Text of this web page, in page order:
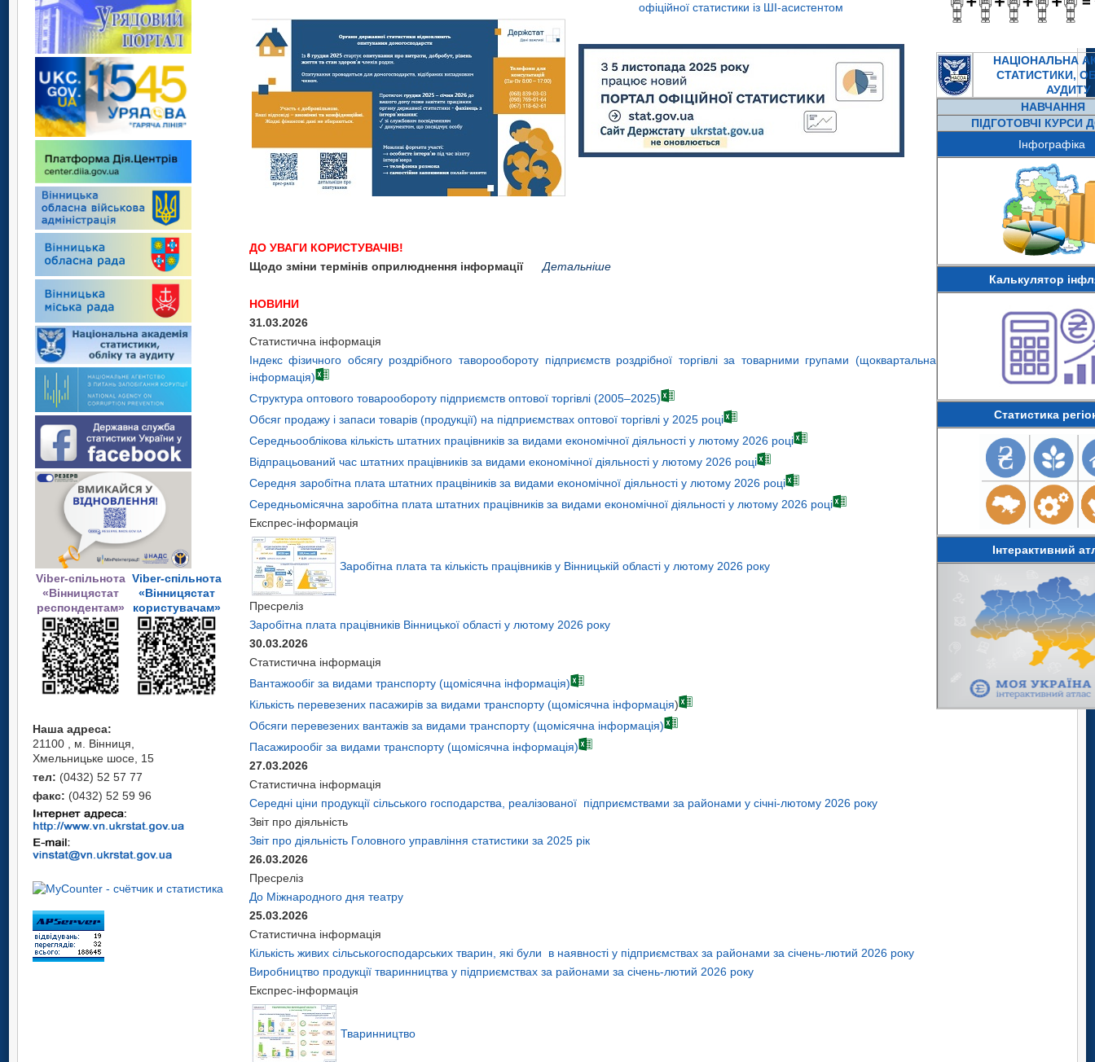
Viber-спільнота
«Вінницястат
респондентам»
Viber-спільнота
«Вінницястат
користувачам»
Наша адреса:
21100 , м. Вінниця,
Хмельницьке шосе, 15
тел: (0432) 52 57 77
факс: (0432) 52 59 96
офіційної статистики із ШІ-асистентом
ДО УВАГИ КОРИСТУВАЧІВ!
Щодо зміни термінів оприлюднення інформації Детальніше
НОВИНИ
31.03.2026
Статистична інформація
Індекс фізичного обсягу роздрібного таворообороту підприємств роздрібної торгівлі за товарними групами (щоквартальна
інформація)
Структура оптового товарообороту підприємств оптової торгівлі (2005–2025)
Обсяг продажу і запаси товарів (продукції) на підприємствах оптової торгівлі у 2025 році
Середньооблікова кількість штатних працівників за видами економічної діяльності у лютому 2026 році
Відпрацьований час штатних працівників за видами економічної діяльності у лютому 2026 році
Середня заробітна плата штатних працвіників за видами економічної діяльності у лютому 2026 році
Середньомісячна заробітна плата штатних працівників за видами економічної діяльності у лютому 2026 році
Експрес-інформація
Заробітна плата та кількість працівників у Вінницькій області у лютому 2026 року
Пресреліз
Заробітна плата працівників Вінницької області у лютому 2026 року
30.03.2026
Статистична інформація
Вантажообіг за видами транспорту (щомісячна інформація)
Кількість перевезених пасажирів за видами транспорту (щомісячна інформація)
Обсяги перевезених вантажів за видами транспорту (щомісячна інформація)
Пасажирообіг за видами транспорту (щомісячна інформація)
27.03.2026
Статистична інформація
Середні ціни продукції сільського господарства, реалізованої підприємствами за районами у січні-лютому 2026 року
Звіт про діяльність
Звіт про діяльність Головного управління статистики за 2025 рік
26.03.2026
Пресреліз
До Міжнародного дня театру
25.03.2026
Статистична інформація
Кількість живих сільськогосподарських тварин, які були в наявності у підприємствах за районами за січень-лютий 2026 року
Виробництво продукції тваринництва у підприємствах за районами за січень-лютий 2026 року
Експрес-інформація
Тваринництво
НАЦІОНАЛЬНА
СТАТИСТИКИ,
АУДИТУ
НАВЧАННЯ
ПІДГОТОВЧІ КУРСИ
Інфографіка
Калькулятор
Статистика
Інтерактивний